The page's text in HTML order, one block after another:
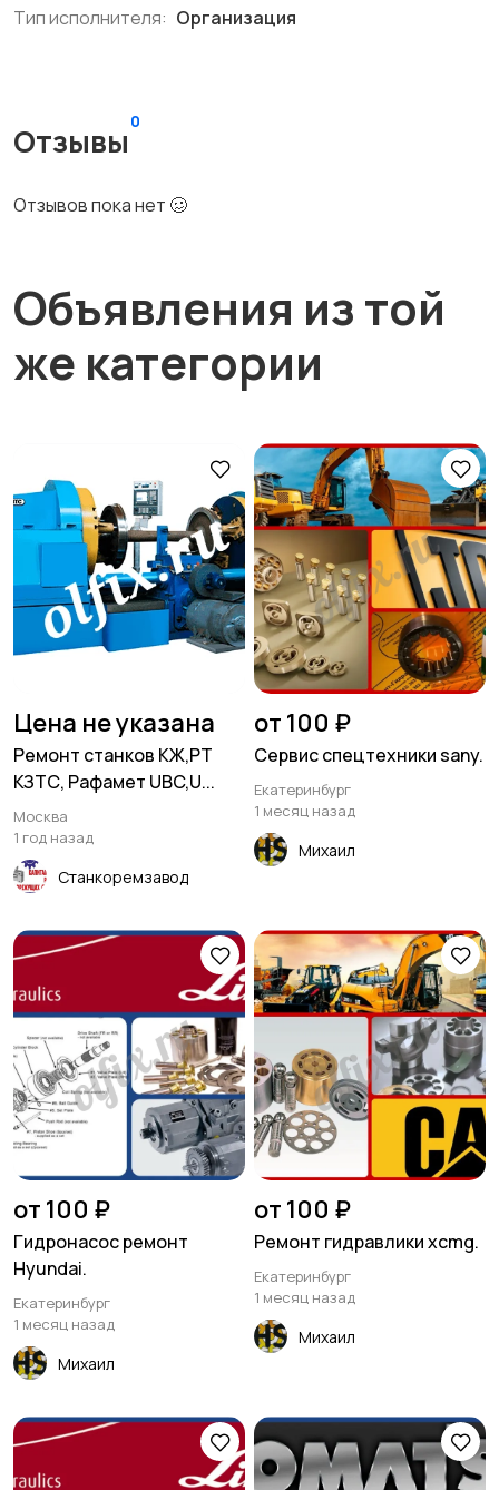
Тип исполнителя: Организация
Отзывы
0
Отзывов пока нет 🥴
Объявления из той
же категории
Цена не указана
Ремонт станков КЖ,РТ
КЗТС, Рафамет UBC,U...
Москва
1 год назад
Станкоремзавод
от 100 ₽
Сервис спецтехники sany.
Екатеринбург
1 месяц назад
Михаил
от 100 ₽
Гидронасос ремонт
Hyundai.
Екатеринбург
1 месяц назад
Михаил
от 100 ₽
Ремонт гидравлики xcmg.
Екатеринбург
1 месяц назад
Михаил